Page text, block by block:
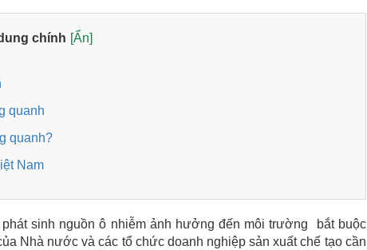
chính [Ẩn]
quanh
quanh?
Nam
sinh nguồn ô nhiễm ảnh hưởng đến môi trường bắt buộc
Nhà nước và các tổ chức doanh nghiệp sản xuất chế tạo cần